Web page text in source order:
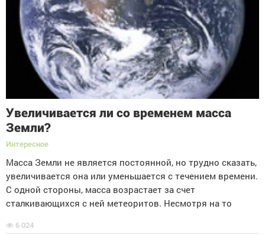
Увеличивается ли со временем масса
Земли?
Интересное
Масса Земли не является постоянной, но трудно сказать,
увеличивается она или уменьшается с течением времени.
С одной стороны, масса возрастает за счет
сталкивающихся с ней метеоритов. Несмотря на то
6 024